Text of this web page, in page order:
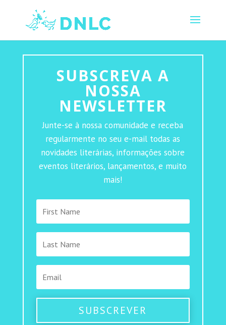
SUBSCREVA A
NOSSA
NEWSLETTER
Junte-se à nossa comunidade e receba
regularmente no seu e-mail todas as
novidades literárias, informações sobre
eventos literários, lançamentos, e muito
mais!
SUBSCREVER